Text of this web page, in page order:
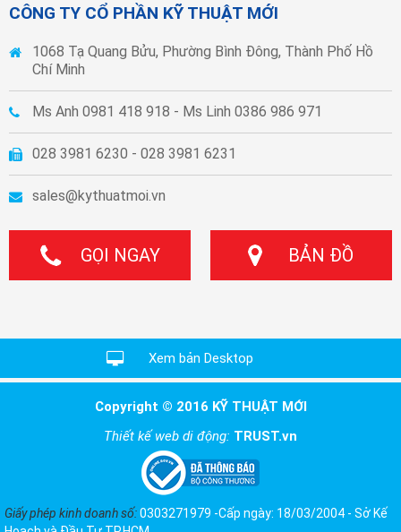
CÔNG TY CỔ PHẦN KỸ THUẬT MỚI
1068 Tạ Quang Bửu, Phường Bình Đông, Thành Phố Hồ
Chí Minh
Ms Anh 0981 418 918 - Ms Linh 0386 986 971
028 3981 6230 - 028 3981 6231
sales@kythuatmoi.vn
GỌI NGAY BẢN ĐỒ
Xem bản Desktop
Copyright © 2016 KỸ THUẬT MỚI
Thiết kế web di động: TRUST.vn
Giấy phép kinh doanh số:0303271979 -Cấp ngày: 18/03/2004 - Sở Kế